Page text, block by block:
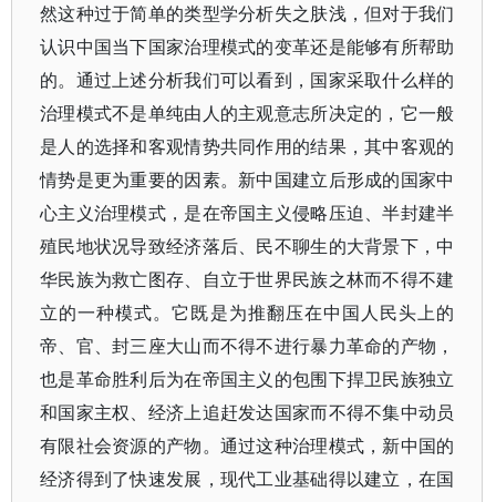
然这种过于简单的类型学分析失之肤浅，但对于我们
认识中国当下国家治理模式的变革还是能够有所帮助
的。通过上述分析我们可以看到，国家采取什么样的
治理模式不是单纯由人的主观意志所决定的，它一般
是人的选择和客观情势共同作用的结果，其中客观的
情势是更为重要的因素。新中国建立后形成的国家中
心主义治理模式，是在帝国主义侵略压迫、半封建半
殖民地状况导致经济落后、民不聊生的大背景下，中
华民族为救亡图存、自立于世界民族之林而不得不建
立的一种模式。它既是为推翻压在中国人民头上的
帝、官、封三座大山而不得不进行暴力革命的产物，
也是革命胜利后为在帝国主义的包围下捍卫民族独立
和国家主权、经济上追赶发达国家而不得不集中动员
有限社会资源的产物。通过这种治理模式，新中国的
经济得到了快速发展，现代工业基础得以建立，在国